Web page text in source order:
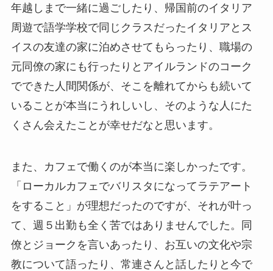
年越しまで一緒に過ごしたり、帰国前のイタリア
周遊で語学学校で同じクラスだったイタリアとス
イスの友達の家に泊めさせてもらったり、職場の
元同僚の家にも行ったりとアイルランドのコーク
でできた人間関係が、そこを離れてからも続いて
いることが本当にうれしいし、そのような人にた
くさん会えたことが幸せだなと思います。
また、カフェで働くのが本当に楽しかったです。
「ローカルカフェでバリスタになってラテアート
をすること」が理想だったのですが、それが叶っ
て、週５出勤も全く苦ではありませんでした。同
僚とジョークを言いあったり、お互いの文化や宗
教について語ったり、常連さんと話したりと今で